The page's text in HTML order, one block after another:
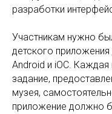
разработки
Участникам нужно
детского
Android и iOC.
задание,
музея,
приложение должно